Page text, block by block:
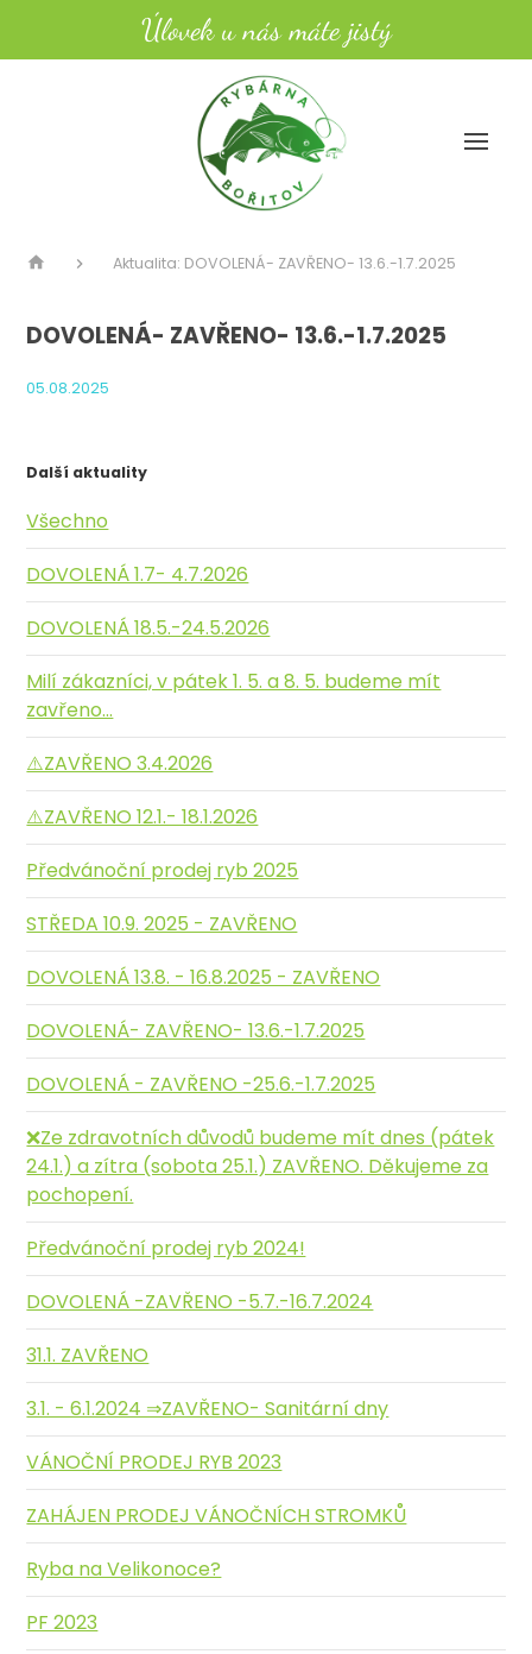
Úlovek u nás máte jistý
Aktualita: DOVOLENÁ- ZAVŘENO- 13.6.-1.7.2025
DOVOLENÁ- ZAVŘENO- 13.6.-1.7.2025
05.08.2025
Další aktuality
Všechno
DOVOLENÁ 1.7- 4.7.2026
DOVOLENÁ 18.5.-24.5.2026
Milí zákazníci, v pátek 1. 5. a 8. 5. budeme mít
zavřeno...
⚠️ZAVŘENO 3.4.2026
⚠️ZAVŘENO 12.1.- 18.1.2026
Předvánoční prodej ryb 2025
STŘEDA 10.9. 2025 - ZAVŘENO
DOVOLENÁ 13.8. - 16.8.2025 - ZAVŘENO
DOVOLENÁ- ZAVŘENO- 13.6.-1.7.2025
DOVOLENÁ - ZAVŘENO -25.6.-1.7.2025
❌️Ze zdravotních důvodů budeme mít dnes (pátek
24.1.) a zítra (sobota 25.1.) ZAVŘENO. Děkujeme za
pochopení.
Předvánoční prodej ryb 2024!
DOVOLENÁ -ZAVŘENO -5.7.-16.7.2024
31.1. ZAVŘENO
3.1. - 6.1.2024 ⇒ZAVŘENO- Sanitární dny
VÁNOČNÍ PRODEJ RYB 2023
ZAHÁJEN PRODEJ VÁNOČNÍCH STROMKŮ
Ryba na Velikonoce?
PF 2023